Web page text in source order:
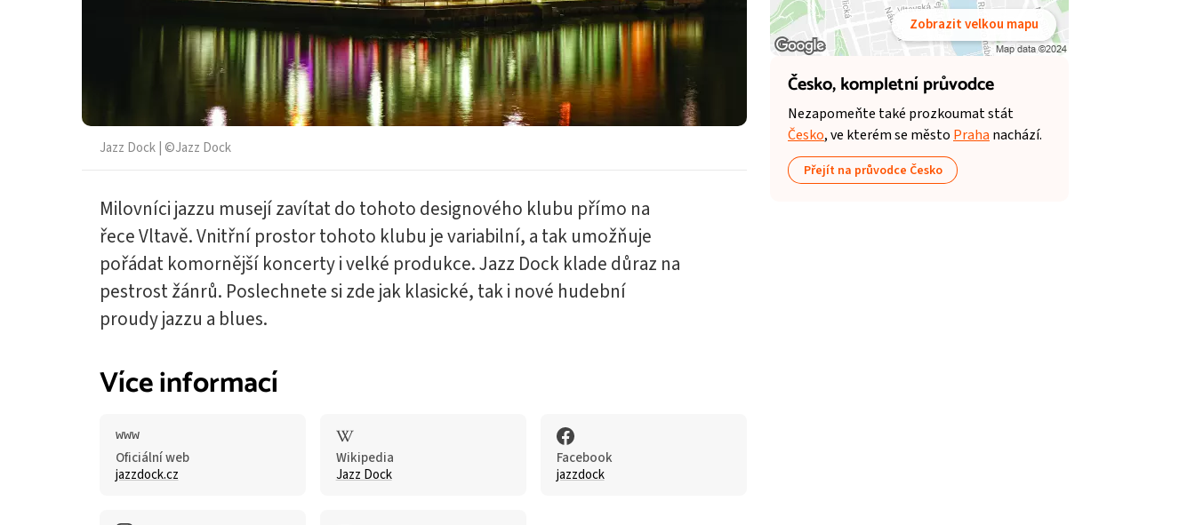
Jazz Dock | ©Jazz Dock
Milovníci jazzu musejí zavítat do tohoto designového klubu přímo na
řece Vltavě. Vnitřní prostor tohoto klubu je variabilní, a tak umožňuje
pořádat komornější koncerty i velké produkce. Jazz Dock klade důraz na
pestrost žánrů. Poslechnete si zde jak klasické, tak i nové hudební
proudy jazzu a blues.
Více informací
Oficiální web
jazzdock.cz
Wikipedia
Jazz Dock
Facebook
jazzdock
Zobrazit velkou mapu
Česko,kompletní průvodce
Nezapomeňte také prozkoumat stát
Česko, ve kterém se město Praha nachází.
Přejít na průvodce Česko